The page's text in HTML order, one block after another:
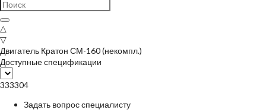
△
▽
Двигатель Кратон СМ-160 (некомпл.)
Доступные спецификации
333304
Задать вопрос специалисту